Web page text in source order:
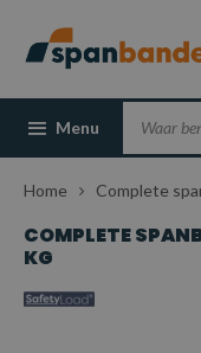
Menu
Home Complete
COMPLETE
KG